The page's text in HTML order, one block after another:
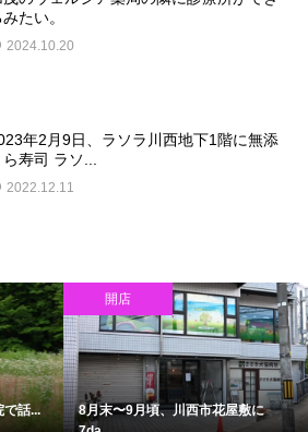
たい。
2024.10.20
年2月9日、ラソラ川西地下1階に無添
ら寿司 ラソ...
2022.12.11
のIKKIが7月末...
イベント
8/18(火)、30(日)、川西市大